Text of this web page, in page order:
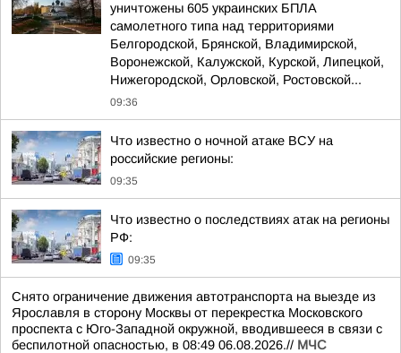
уничтожены 605 украинских БПЛА
самолетного типа над территориями
Белгородской, Брянской, Владимирской,
Воронежской, Калужской, Курской, Липецкой,
Нижегородской, Орловской, Ростовской...
09:36
Что известно о ночной атаке ВСУ на
российские регионы:
09:35
Что известно о последствиях атак на регионы
РФ:
09:35
Снято ограничение движения автотранспорта на выезде из
Ярославля в сторону Москвы от перекрестка Московского
проспекта с Юго-Западной окружной, вводившееся в связи с
беспилотной опасностью, в 08:49 06.08.2026.// МЧС